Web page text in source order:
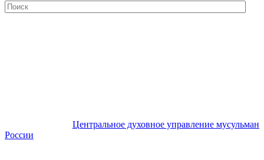
Центральное духовное управление мусульман
России